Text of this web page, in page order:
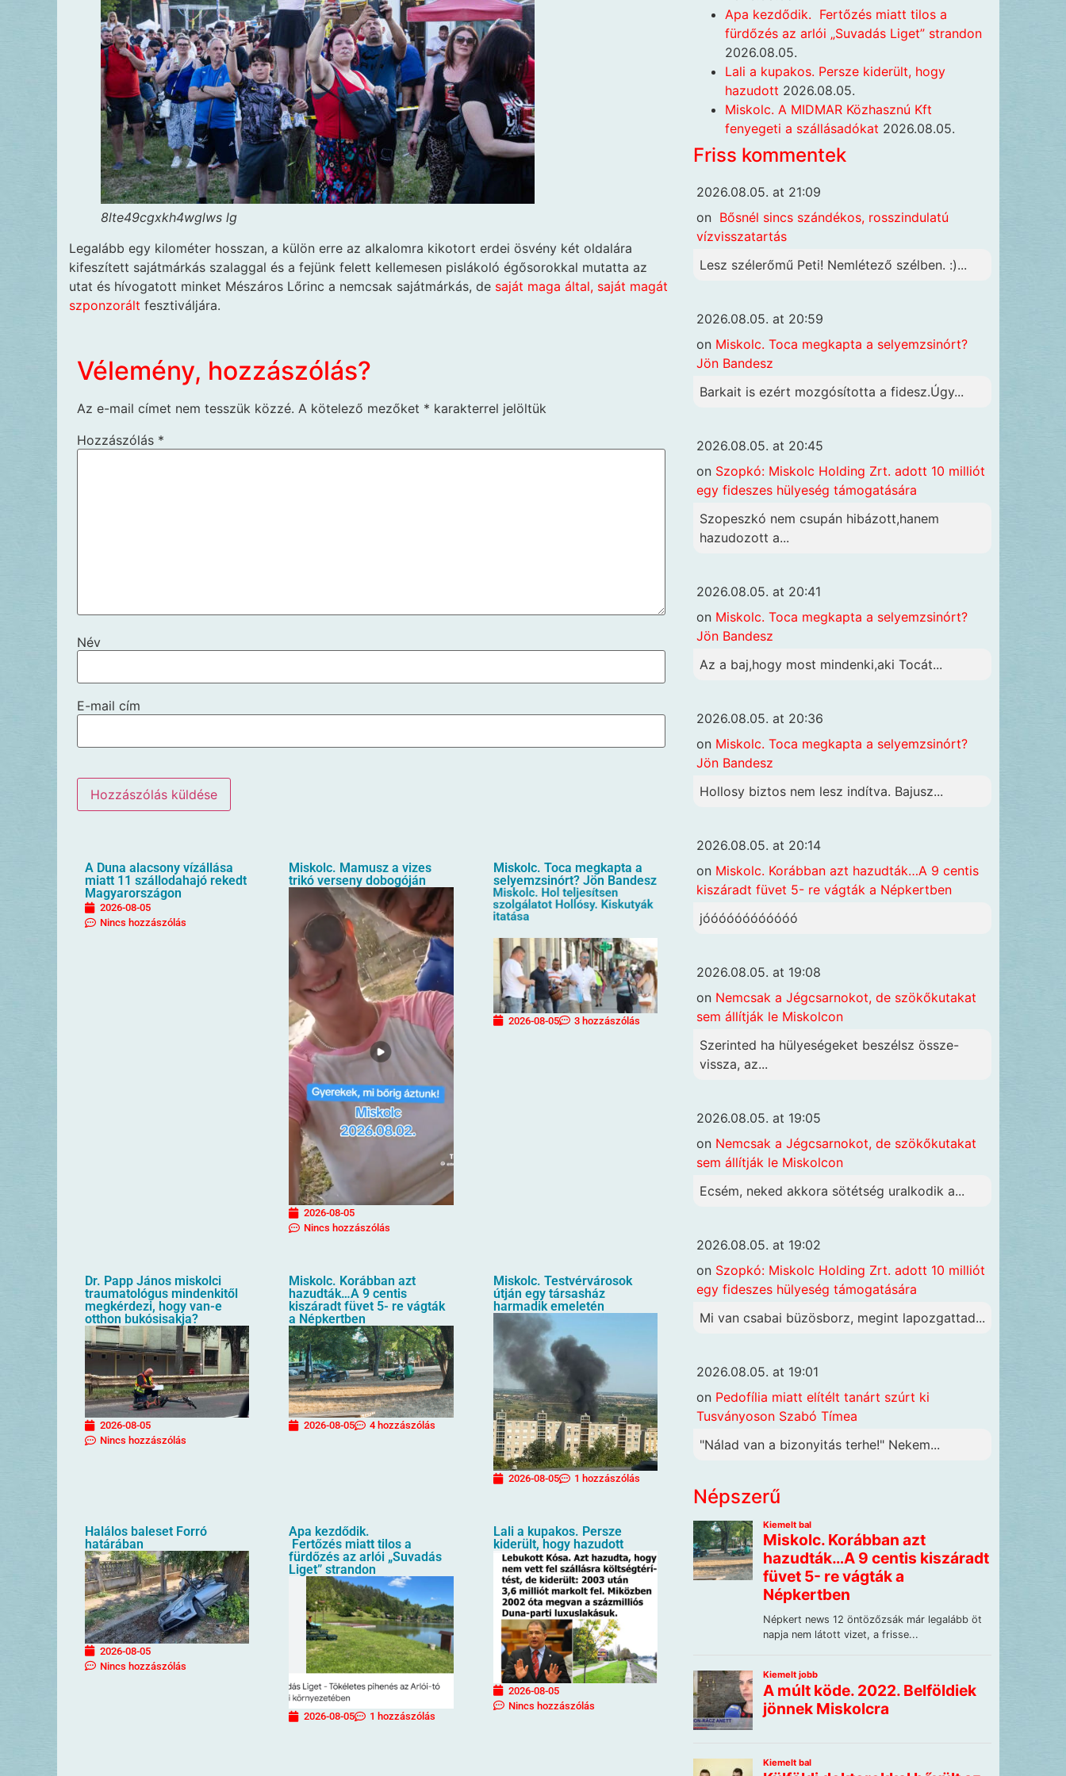
8lte49cgxkh4wglws lg
Legalább egy kilométer hosszan, a külön erre az alkalomra kikotort erdei ösvény két oldalára
kifeszített sajátmárkás szalaggal és a fejünk felett kellemesen pislákoló égősorokkal mutatta az
utat és hívogatott minket Mészáros Lőrinc a nemcsak sajátmárkás, de saját maga által, saját magát
szponzorált fesztiváljára.
Vélemény, hozzászólás?
Az e-mail címet nem tesszük közzé. A kötelező mezőket * karakterrel jelöltük
Hozzászólás *
Név
E-mail cím
A Duna alacsony vízállása
miatt 11 szállodahajó rekedt
Magyarországon
2026-08-05
Nincs hozzászólás
Miskolc. Mamusz a vizes
trikó verseny dobogóján
2026-08-05
Nincs hozzászólás
Miskolc. Toca megkapta a
selyemzsinórt? Jön Bandesz
2026-08-05 3 hozzászólás
Dr. Papp János miskolci
traumatológus mindenkitől
megkérdezi, hogy van-e
otthon bukósisakja?
2026-08-05
Nincs hozzászólás
Miskolc. Korábban azt
hazudták…A 9 centis
kiszáradt füvet 5- re vágták
a Népkertben
2026-08-05 4 hozzászólás
Miskolc. Testvérvárosok
útján egy társasház
harmadik emeletén
2026-08-05 1 hozzászólás
Halálos baleset Forró
határában
2026-08-05
Nincs hozzászólás
Apa kezdődik.
Fertőzés miatt tilos a
fürdőzés az arlói „Suvadás
Liget” strandon
2026-08-05 1 hozzászólás
Lali a kupakos. Persze
kiderült, hogy hazudott
2026-08-05
Nincs hozzászólás
Apa kezdődik. Fertőzés miatt tilos a
fürdőzés az arlói „Suvadás Liget” strandon
2026.08.05.
Lali a kupakos. Persze kiderült, hogy
hazudott 2026.08.05.
Miskolc. A MIDMAR Közhasznú Kft
fenyegeti a szállásadókat 2026.08.05.
Friss kommentek
2026.08.05. at 21:09
on Bősnél sincs szándékos, rosszindulatú
vízvisszatartás
Lesz szélerőmű Peti! Nemlétező szélben. :)...
2026.08.05. at 20:59
on Miskolc. Toca megkapta a selyemzsinórt?
Jön Bandesz
Barkait is ezért mozgósította a fidesz.Úgy...
2026.08.05. at 20:45
on Szopkó: Miskolc Holding Zrt. adott 10 milliót
egy fideszes hülyeség támogatására
Szopeszkó nem csupán hibázott,hanem
hazudozott a...
2026.08.05. at 20:41
on Miskolc. Toca megkapta a selyemzsinórt?
Jön Bandesz
Az a baj,hogy most mindenki,aki Tocát...
2026.08.05. at 20:36
on Miskolc. Toca megkapta a selyemzsinórt?
Jön Bandesz
Hollosy biztos nem lesz indítva. Bajusz...
2026.08.05. at 20:14
on Miskolc. Korábban azt hazudták…A 9 centis
kiszáradt füvet 5- re vágták a Népkertben
jóóóóóóóóóóóó
2026.08.05. at 19:08
on Nemcsak a Jégcsarnokot, de szökőkutakat
sem állítják le Miskolcon
Szerinted ha hülyeségeket beszélsz össze-
vissza, az...
2026.08.05. at 19:05
on Nemcsak a Jégcsarnokot, de szökőkutakat
sem állítják le Miskolcon
Ecsém, neked akkora sötétség uralkodik a...
2026.08.05. at 19:02
on Szopkó: Miskolc Holding Zrt. adott 10 milliót
egy fideszes hülyeség támogatására
Mi van csabai büzösborz, megint lapozgattad...
2026.08.05. at 19:01
on Pedofília miatt elítélt tanárt szúrt ki
Tusványoson Szabó Tímea
"Nálad van a bizonyitás terhe!" Nekem...
Népszerű